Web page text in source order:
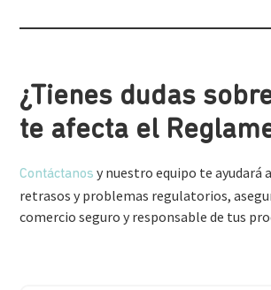
¿Tienes dudas
te afecta el
Contáctanos y nuestro equipo te ayudará
retrasos y problemas regulatorios,
comercio seguro y responsable de tus